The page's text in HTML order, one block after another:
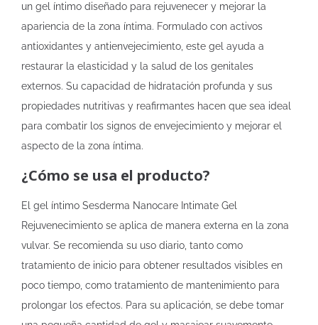
un gel íntimo diseñado para rejuvenecer y mejorar la
apariencia de la zona íntima. Formulado con activos
antioxidantes y antienvejecimiento, este gel ayuda a
restaurar la elasticidad y la salud de los genitales
externos. Su capacidad de hidratación profunda y sus
propiedades nutritivas y reafirmantes hacen que sea ideal
para combatir los signos de envejecimiento y mejorar el
aspecto de la zona íntima.
¿Cómo se usa el producto?
El gel íntimo Sesderma Nanocare Intimate Gel
Rejuvenecimiento se aplica de manera externa en la zona
vulvar. Se recomienda su uso diario, tanto como
tratamiento de inicio para obtener resultados visibles en
poco tiempo, como tratamiento de mantenimiento para
prolongar los efectos. Para su aplicación, se debe tomar